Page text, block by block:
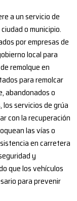
a un servicio de
o municipio.
por empresas de
local para
remolque en
para remolcar
abandonados o
servicios de grúa
con la recuperación
las vías o
en carretera
y
que los vehículos
para prevenir